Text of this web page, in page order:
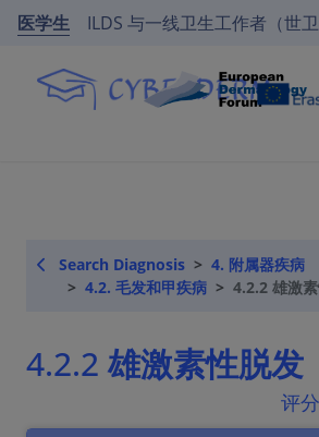
医学生 ILDS 与一线卫生工作者（世卫
Search Diagnosis
4. 附属器疾病
4.2. 毛发和甲疾病
4.2.2 雄激
4.2.2 雄激素性脱发
评